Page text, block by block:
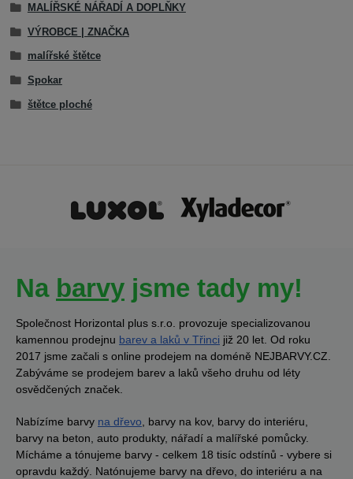
MALÍŘSKÉ NÁŘADÍ A DOPLŇKY
VÝROBCE | ZNAČKA
malířské štětce
Spokar
štětce ploché
Na barvy jsme tady my!
Společnost Horizontal plus s.r.o. provozuje specializovanou
kamennou prodejnu barev a laků v Třinci již 20 let. Od roku
2017 jsme začali s online prodejem na doméně NEJBARVY.CZ.
Zabýváme se prodejem barev a laků všeho druhu od léty
osvědčených značek.
Nabízíme barvy na dřevo, barvy na kov, barvy do interiéru,
barvy na beton, auto produkty, nářadí a malířské pomůcky.
Mícháme a tónujeme barvy - celkem 18 tisíc odstínů - vybere si
opravdu každý. Natónujeme barvy na dřevo, do interiéru a na